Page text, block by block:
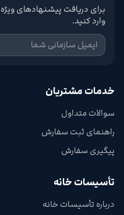
برای دریافت پیشنهادهای
وارد کنید.
خدمات مشتریان
سوالات متداول
راهنمای ثبت سفارش
پیگیری سفارش
تأسیسات خانه
درباره تأسیسات خانه